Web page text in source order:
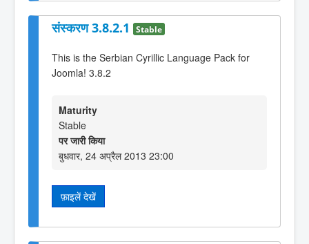
संस्करण 3.8.2.1 Stable
This is the Serbian Cyrillic Language Pack for
Joomla! 3.8.2
Maturity
Stable
पर जारी किया
बुधवार, 24 अप्रैल 2013 23:00
फ़ाइलें देखें